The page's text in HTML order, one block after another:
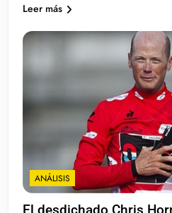
Leer más
ANÁLISIS